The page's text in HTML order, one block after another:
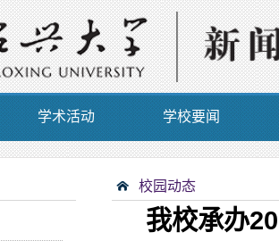
学术活动 学校要闻
校园动态
我校承办